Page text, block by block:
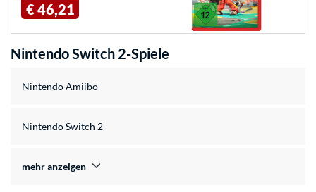
€ 46,21
Nintendo Switch 2-Spiele
Nintendo Amiibo
Nintendo Switch 2
mehr anzeigen